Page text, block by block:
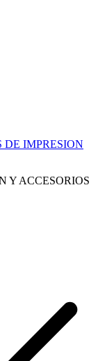
DE IMPRESION
Y ACCESORIOS